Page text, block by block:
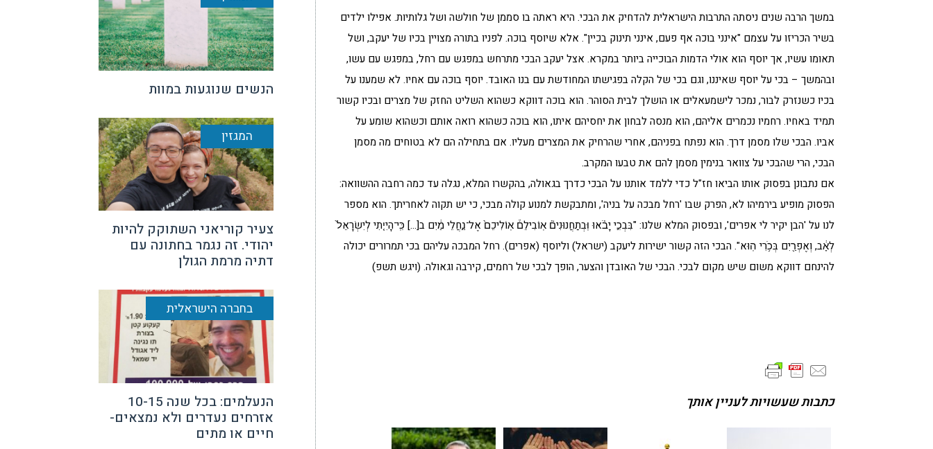
במשך הרבה שנים ניסתה התרבות הישראלית להדחיק את הבכי. היא ראתה בו סממן של חולשה ושל גלותיות. אפילו ילדים
בשיר הכריזו על עצמם "אינני בוכה אף פעם, אינני תינוק בכיין". אלא שיוסף בוכה. לפניו בתורה מצויין בכיו של יעקב, ושל
תאומו עשיו, אך יוסף הוא אולי הדמות הבוכייה ביותר במקרא. אצל יעקב הבכי מתרחש במפגש עם רחל, במפגש עם עשו,
ובהמשך – בכי על יוסף שאיננו, וגם בכי של הקלה בפגישתו המחודשת עם בנו האובד. יוסף בוכה עם אחיו. לא שמענו על
בכיו כשנזרק לבור, נמכר לישמעאלים או הושלך לבית הסוהר. הוא בוכה דווקא כשהוא השליט החזק של מצרים ובכיו קשור
תמיד באחיו. רחמיו נכמרים אליהם, הוא מנסה לבחון את יחסיהם איתו, הוא בוכה כשהוא רואה אותם וכשהוא שומע על
אביו. הבכי שלו מסמן דרך. הוא נפתח בפניהם, אחרי שהרחיק את המצרים מעליו. אם בתחילה הם לא בטוחים מה מסמן
הבכי, הרי שהבכי על צוואר בנימין מסמן להם את טבעו המקרב.
אם נתבונן בפסוק אותו הביאו חז"ל כדי ללמד אותנו על הבכי כדרך בגאולה, בהקשרו המלא, נגלה עד כמה רחבה ההשוואה:
הפסוק מופיע בירמיהו לא, הפרק שבו 'רחל מבכה על בניה', ומתבקשת למנוע קולה מבכי, כי יש תקוה לאחריתך. הוא מספר
לנו על 'הבן יקיר לי אפרים', ובפסוק המלא שלנו: "בִּבְכִ֣י יָבֹ֗אוּ וּֽבְתַחֲנוּנִים֘ אֽוֹבִילֵם֒ אֽוֹלִיכֵם֙ אֶל־נַ֣חֲלֵי מַ֔יִם ב[…] כִּֽי־הָיִי֤תִי לְיִשְׂרָאֵל֙
לְאָ֔ב, וְאֶפְרַ֖יִם בְּכֹ֥רִי הֽוּא". הבכי הזה קשור ישירות ליעקב (ישראל) וליוסף (אפרים). רחל המבכה עליהם בכי תמרורים יכולה
להינחם דווקא משום שיש מקום לבכי. הבכי של האובדן והצער, הופך לבכי של רחמים, קירבה וגאולה. (ויגש תשפ)
כתבות שעשויות לעניין אותך
הנשים שנוגעות במוות
המגזין
צעיר קוריאני השתוקק להיות
יהודי. זה נגמר בחתונה עם
דתיה מרמת הגולן
בחברה הישראלית
הנעלמים: בכל שנה 10-15
אזרחים נעדרים ולא נמצאים-
חיים או מתים